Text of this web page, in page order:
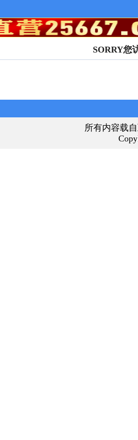
SORRY您
所有内容载